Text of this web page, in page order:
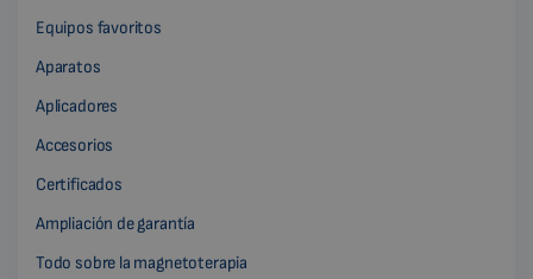
Equipos favoritos
Aparatos
Aplicadores
Accesorios
Certificados
Ampliación de garantía
Todo sobre la magnetoterapia